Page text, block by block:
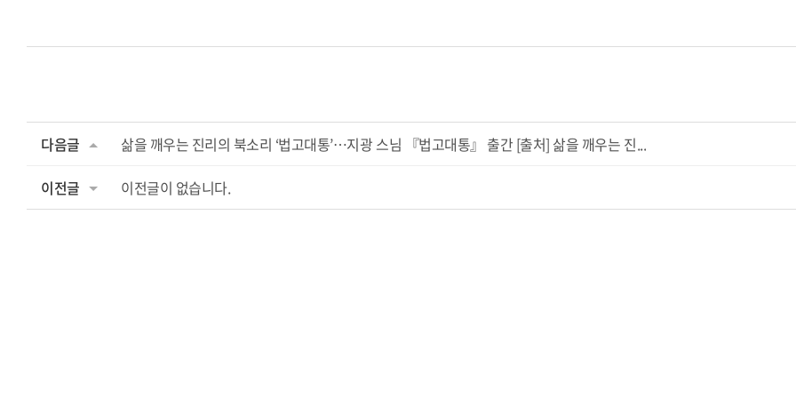
다음글 삶을 깨우는 진리의 북소리 ‘법고대통’…지광 스님 『법고대통』 출간 [출처] 삶을 깨우는 진...
이전글 이전글이 없습니다.